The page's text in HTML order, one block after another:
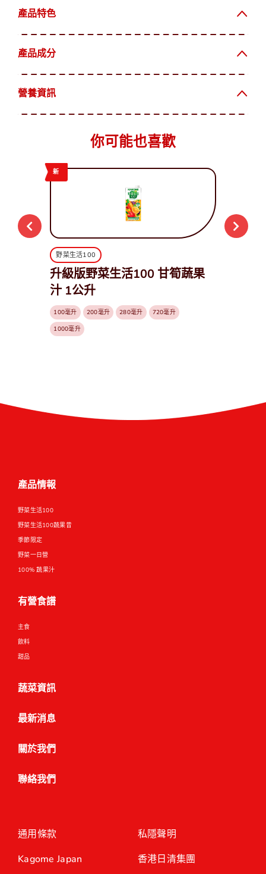
產品特色
產品成分
營養資訊
你可能也喜歡
新
野菜生活100
升級版野菜生活100 甘筍蔬果
汁 1公升
100毫升 200毫升 280毫升
720毫升
1000毫升
產品情報
野菜生活100
野菜生活100蔬果昔
季節限定
野菜一日營
100% 蔬果汁
有營食譜
主食
飲料
甜品
蔬菜資訊
最新消息
關於我們
聯絡我們
通用條款
Kagome Japan
私隱聲明
香港日清集團